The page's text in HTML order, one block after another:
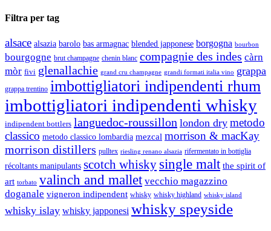
Filtra per tag
alsace alsazia barolo bas armagnac blended japponese borgogna bourbon
bourgogne brut champagne chenin blanc compagnie des indes càrn
mòr fivi glenallachie grand cru champagne grandi formati italia vino grappa
grappa trentino imbottigliatori indipendenti rhum
imbottigliatori indipendenti whisky
indipendent bottlers languedoc-roussillon london dry metodo
classico metodo classico lombardia mezcal morrison & macKay
morrison distillers pulltex riesling renano alsazia rifermentato in bottiglia
récoltants manipulants scotch whisky single malt the spirit of
art torbato valinch and mallet vecchio magazzino
doganale vigneron indipendent whisky whisky highland whisky island
whisky islay whisky japponesi whisky speyside